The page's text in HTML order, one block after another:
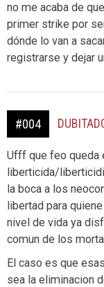
no me acaba de
primer strike por
dónde lo van a
registrarse y dejar
#004
Ufff que feo queda
liberticida/
la boca a los
libertad para
nivel de vida ya
comun de los
El caso es que
sea la eliminacion